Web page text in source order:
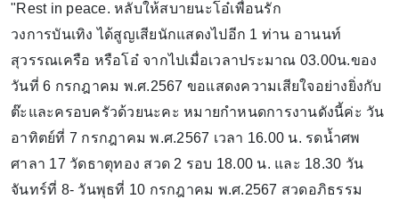
"Rest in peace. หลับให้สบายนะโอ๋เพื่อนรัก
วงการบันเทิง ได้สูญเสียนักแสดงไปอีก 1 ท่าน อานนท์
สุวรรณเครือ หรือโอ๋ จากไปเมื่อเวลาประมาณ 03.00น.ของ
วันที่ 6 กรกฎาคม พ.ศ.2567 ขอแสดงความเสียใจอย่างยิ่งกับ
ต๊ะและครอบครัวด้วยนะคะ หมายกำหนดการงานดังนี้ค่ะ วัน
อาทิตย์ที่ 7 กรกฎาคม พ.ศ.2567 เวลา 16.00 น. รดน้ำศพ
ศาลา 17 วัดธาตุทอง สวด 2 รอบ 18.00 น. และ 18.30 วัน
จันทร์ที่ 8- วันพุธที่ 10 กรกฎาคม พ.ศ.2567 สวดอภิธรรม